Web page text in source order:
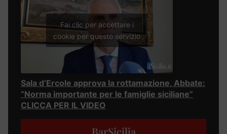
Fai clic per accettare i
cookie per questo servizio
Sala d’Ercole approva la rottamazione, Abbate:
“Norma importante per le famiglie siciliane”
CLICCA PER IL VIDEO
BarSicilia